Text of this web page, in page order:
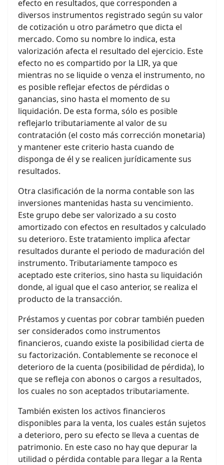
efecto en resultados, que corresponden a
diversos instrumentos registrado según su valor
de cotización u otro parámetro que dicta el
mercado. Como su nombre lo indica, esta
valorización afecta el resultado del ejercicio. Este
efecto no es compartido por la LIR, ya que
mientras no se liquide o venza el instrumento, no
es posible reflejar efectos de pérdidas o
ganancias, sino hasta el momento de su
liquidación. De esta forma, sólo es posible
reflejarlo tributariamente al valor de su
contratación (el costo más corrección monetaria)
y mantener este criterio hasta cuando de
disponga de él y se realicen jurídicamente sus
resultados.
Otra clasificación de la norma contable son las
inversiones mantenidas hasta su vencimiento.
Este grupo debe ser valorizado a su costo
amortizado con efectos en resultados y calculado
su deterioro. Este tratamiento implica afectar
resultados durante el periodo de maduración del
instrumento. Tributariamente tampoco es
aceptado este criterios, sino hasta su liquidación
donde, al igual que el caso anterior, se realiza el
producto de la transacción.
Préstamos y cuentas por cobrar también pueden
ser considerados como instrumentos
financieros, cuando existe la posibilidad cierta de
su factorización. Contablemente se reconoce el
deterioro de la cuenta (posibilidad de pérdida), lo
que se refleja con abonos o cargos a resultados,
los cuales no son aceptados tributariamente.
También existen los activos financieros
disponibles para la venta, los cuales están sujetos
a deterioro, pero su efecto se lleva a cuentas de
patrimonio. En este caso no hay que depurar la
utilidad o pérdida contable para llegar a la Renta